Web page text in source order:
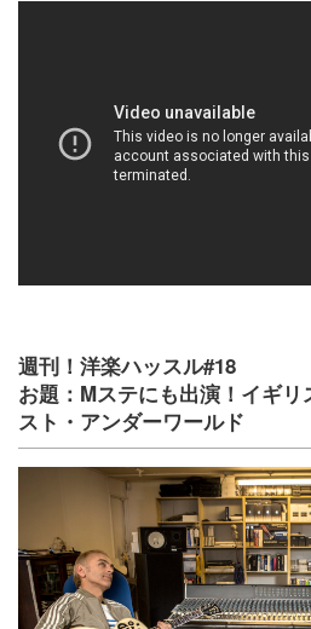
週刊！洋楽ハッスル#18
お題：Mステにも出演！イギ
スト・アンダーワールド